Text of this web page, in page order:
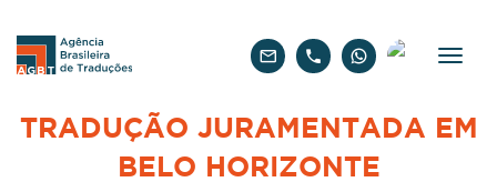
TRADUÇÃO JURAMENTADA EM
BELO HORIZONTE